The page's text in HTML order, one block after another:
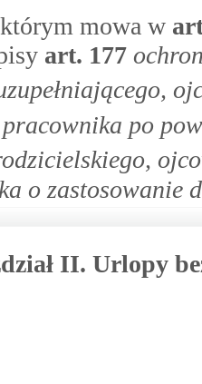
mowa w
art. 177
po
o zastosowanie
II. Urlopy